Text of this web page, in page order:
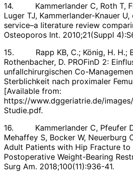
14. Kammerlander C, Roth T,
Luger TJ, Kammerlander-Knauer
service–a literature review
Osteoporos Int. 2010;21(Suppl
15. Rapp KB, C.; König, H. H.;
Rothenbacher, D. PROFinD 2:
unfallchirurgischen Co-
Sterblichkeit nach proximaler
[Available from:
https://www.dggeriatrie.de/
Studie.pdf.
16. Kammerlander C, Pfeufer
Mehaffey S, Bocker W, Neuerburg
Adult Patients with Hip Fracture to
Postoperative Weight-Bearing
Surg Am. 2018;100(11):936-41.